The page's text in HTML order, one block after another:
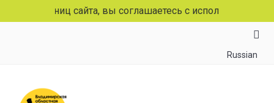
страниц сайта, вы соглашаетесь с использованием
Russian